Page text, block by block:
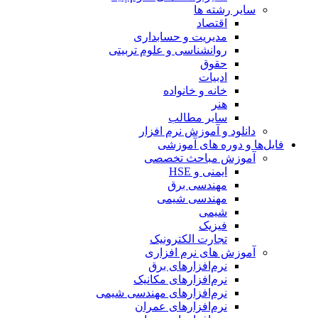
سایر رشته ها
اقتصاد
مدیریت و حسابداری
روانشناسی و علوم تربیتی
حقوق
ادبیات
خانه و خانواده
هنر
سایر مطالب
دانلود و آموزش نرم افزار
فایل‌ها و دوره های آموزشی
آموزش مباحث تخصصی
ایمنی و HSE
مهندسی برق
مهندسی شیمی
شیمی
فیزیک
تجارت الکترونیک
آموزش های نرم افزاری
نرم‌افزارهای برق
نرم‌افزارهای مکانیک
نرم‌افزارهای مهندسی شیمی
نرم‌افزارهای عمران